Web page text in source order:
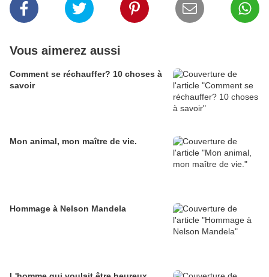
Vous aimerez aussi
Comment se réchauffer? 10 choses à
savoir
Mon animal, mon maître de vie.
Hommage à Nelson Mandela